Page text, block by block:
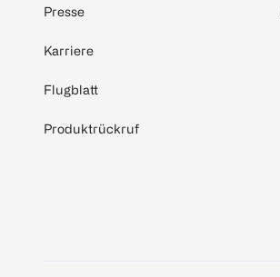
Presse
Karriere
Flugblatt
Produktrückruf